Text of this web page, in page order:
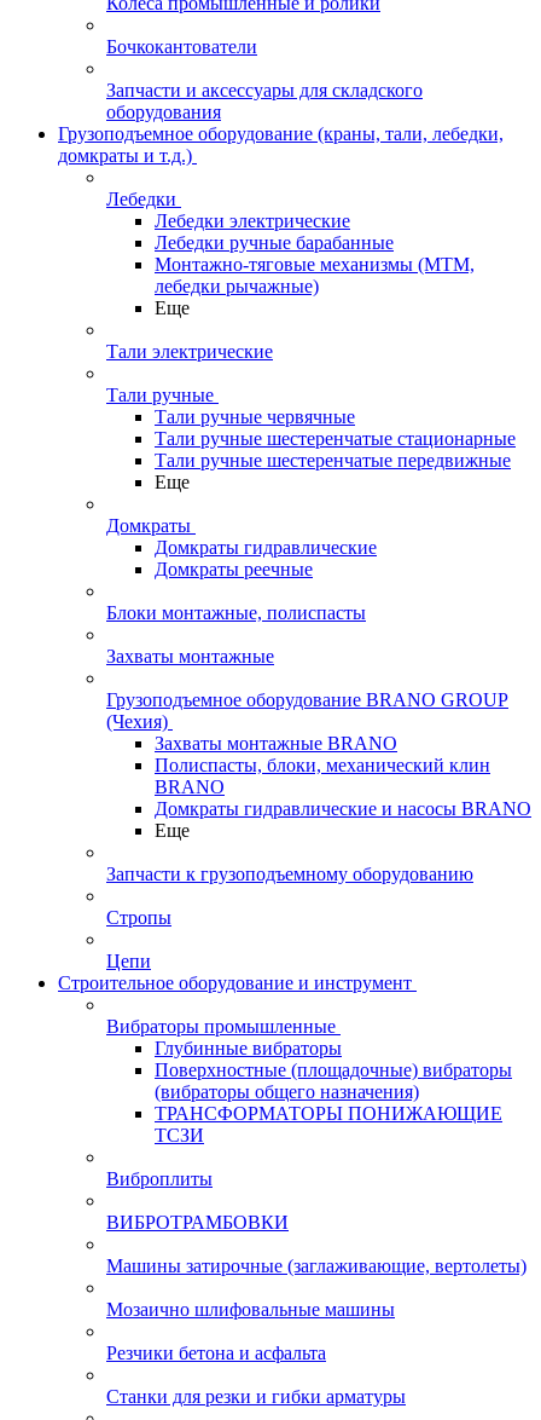
Бочкокантователи
Запчасти и аксессуары для складского
оборудования
Грузоподъемное оборудование (краны, тали, лебедки,
домкраты и т.д.)
Лебедки
Лебедки электрические
Лебедки ручные барабанные
Монтажно-тяговые механизмы (МТМ,
лебедки рычажные)
Еще
Тали электрические
Тали ручные
Тали ручные червячные
Тали ручные шестеренчатые стационарные
Тали ручные шестеренчатые передвижные
Еще
Домкраты
Домкраты гидравлические
Домкраты реечные
Блоки монтажные, полиспасты
Захваты монтажные
Грузоподъемное оборудование BRANO GROUP
(Чехия)
Захваты монтажные BRANO
Полиспасты, блоки, механический клин
BRANO
Домкраты гидравлические и насосы BRANO
Еще
Запчасти к грузоподъемному оборудованию
Стропы
Цепи
Строительное оборудование и инструмент
Вибраторы промышленные
Глубинные вибраторы
Поверхностные (площадочные) вибраторы
(вибраторы общего назначения)
ТРАНСФОРМАТОРЫ ПОНИЖАЮЩИЕ
ТСЗИ
Виброплиты
ВИБРОТРАМБОВКИ
Машины затирочные (заглаживающие, вертолеты)
Мозаично шлифовальные машины
Резчики бетона и асфальта
Станки для резки и гибки арматуры